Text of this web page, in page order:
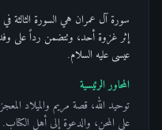
إثر غزوة أحد، وتتضمن رداً على
عيسى عليه السلام.
المحاور الرئيسية
توحيد الله، قصة مريم والميلاد
على المحن، والدعوة إلى أهل الكتاب.